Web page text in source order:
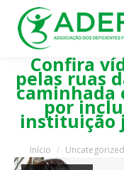
Confira
pelas ruas
caminhada
por
instituição
Você está aqui:
Início Uncategorized